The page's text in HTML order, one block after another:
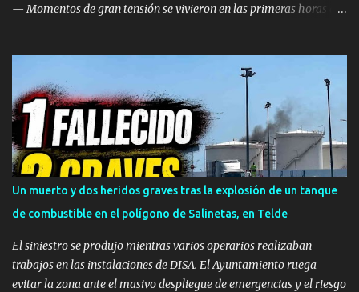
— Momentos de gran tensión se vivieron en las primeras horas de
ubicada frente al Centro de Salud de Carrizal, fue víctima de un
atraco a punta de pistola a plena luz del día. ​Los hechos se
registraron en la franja horaria comprendida entre las 14:30 y las
14:40 horas , momento en el que el delincuente irrumpió en el
establecimiento sembrando el pánico. ​Esperó a que la dueña se
fuera para actuar ​Según se observa en las imágenes registradas
por el sistema de videovigilancia del comercio, el asaltante habría
vigilado previamente los movimientos del negocio antes de actuar.
El sujeto aguardó en las inmediaciones hasta comprobar que la
propietaria de la ti...
Un muerto y dos heridos graves tras la explosión de un tanque
de combustible en el polígono de Salinetas, en Telde
El siniestro se produjo mientras varios operarios realizaban
trabajos en las instalaciones de DISA. El Ayuntamiento ruega
evitar la zona ante el masivo despliegue de emergencias y el riesgo